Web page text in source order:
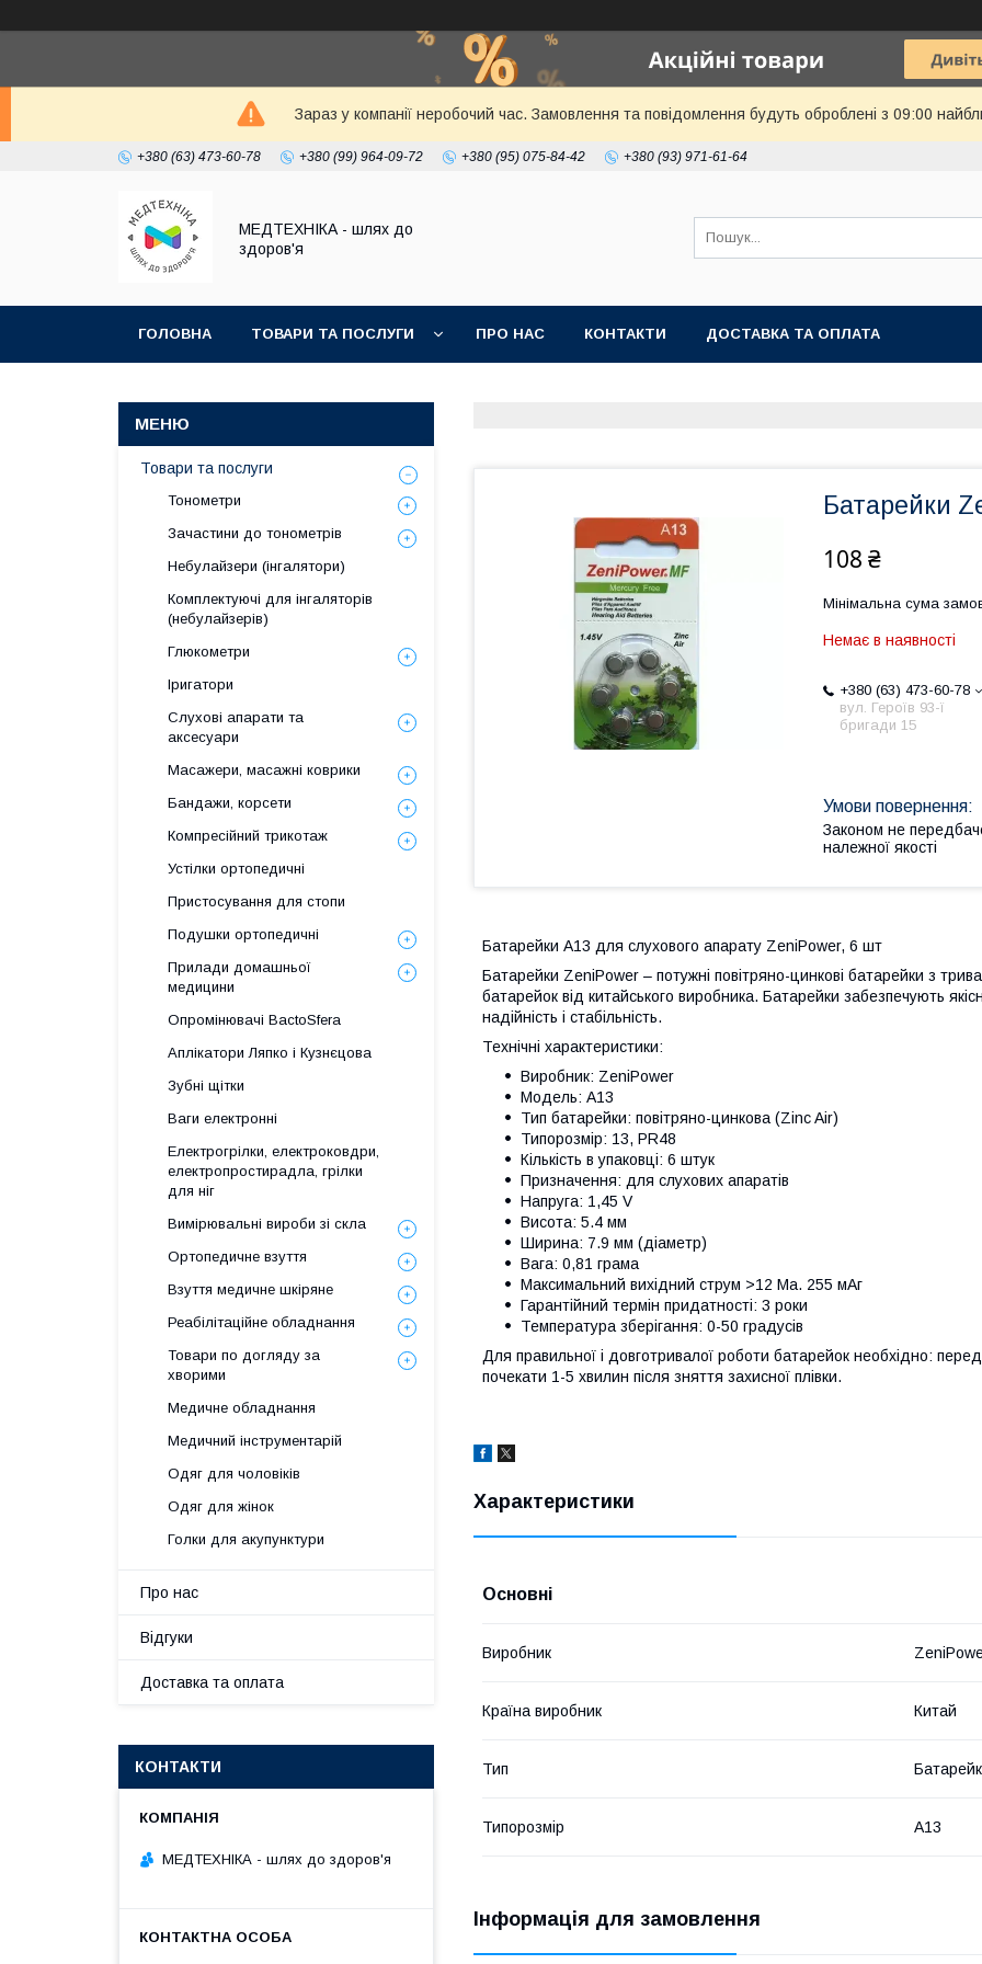
Зараз у компанії неробочий час. Замовлення та повідомлення будуть оброблені з 09:00
+380 (63) 473-60-78 +380 (99) 964-09-72 +380 (95) 075-84-42 +380 (93) 971-61-64
МЕДТЕХНІКА - шлях до
здоров'я
ГОЛОВНА ТОВАРИ ТА ПОСЛУГИ ПРО НАС КОНТАКТИ ДОСТАВКА ТА ОПЛАТА
Батарейки
108 ₴
Мінімальна сума
Немає в наявності
+380 (63) 473-60-78
вул. Героїв 93-ї
бригади 15
Законом не
належної якості
Батарейки A13 для слухового апарату ZeniPower, 6 шт
Батарейки ZeniPower – потужні повітряно-цинкові батарейки з
батарейок від китайського виробника. Батарейки забезпечують
надійність і стабільність.
Технічні характеристики:
Виробник: ZeniPower
Модель: A13
Тип батарейки: повітряно-цинкова (Zinc Air)
Типорозмір: 13, PR48
Кількість в упаковці: 6 штук
Призначення: для слухових апаратів
Напруга: 1,45 V
Висота: 5.4 мм
Ширина: 7.9 мм (діаметр)
Вага: 0,81 грама
Максимальний вихідний струм >12 Ма. 255 мАг
Гарантійний термін придатності: 3 роки
Температура зберігання: 0-50 градусів
Для правильної і довготривалої роботи батарейок необхідно:
почекати 1-5 хвилин після зняття захисної плівки.
Характеристики
Основні
Виробник
Країна виробник Китай
Тип
Типорозмір A13
Інформація для замовлення
Товари та послуги
Тонометри
Зачастини до тонометрів
Небулайзери (інгалятори)
Комплектуючі для інгаляторів
(небулайзерів)
Глюкометри
Іригатори
Слухові апарати та
аксесуари
Масажери, масажні коврики
Бандажи, корсети
Компресійний трикотаж
Устілки ортопедичні
Пристосування для стопи
Подушки ортопедичні
Прилади домашньої
медицини
Опромінювачі BactoSfera
Аплікатори Ляпко і Кузнєцова
Зубні щітки
Ваги електронні
Електрогрілки, електроковдри,
електропростирадла, грілки
для ніг
Вимірювальні вироби зі скла
Ортопедичне взуття
Взуття медичне шкіряне
Реабілітаційне обладнання
Товари по догляду за
хворими
Медичне обладнання
Медичний інструментарій
Одяг для чоловіків
Одяг для жінок
Голки для акупунктури
Про нас
Відгуки
Доставка та оплата
КОНТАКТИ
МЕДТЕХНІКА - шлях до здоров'я